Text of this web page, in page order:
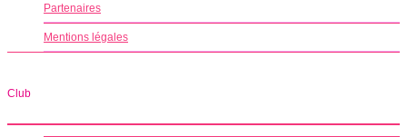
Partenaires
Mentions légales
Club